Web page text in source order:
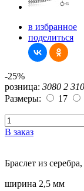
в избранное
поделиться
-25%
розница: 3080 2 310
Размеры:
17
В заказ
Браслет из
ширина 2,5 мм